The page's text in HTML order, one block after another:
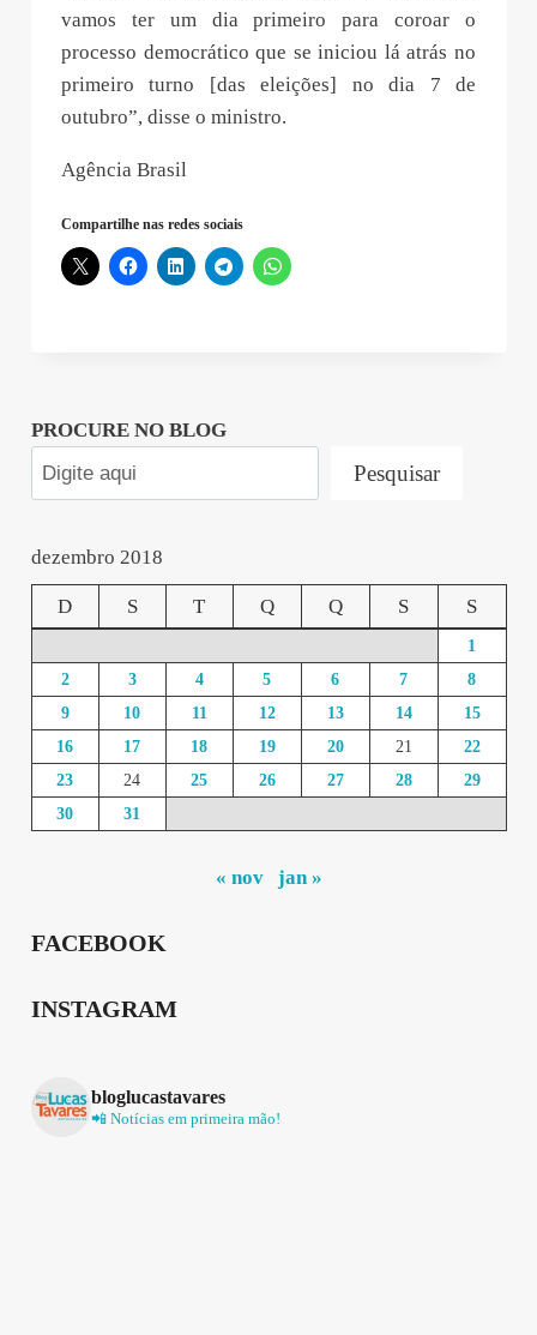
vamos ter um dia primeiro para coroar o
processo democrático que se iniciou lá atrás no
primeiro turno [das eleições] no dia 7 de
outubro”, disse o ministro.
Agência Brasil
Compartilhe nas redes sociais
PROCURE NO BLOG
Pesquisar
dezembro 2018
D S T Q Q S S
1
2
3 4 5 6 7
8
9
10 11 12 13 14
15
16
17 18 19 20 21
22
23
24 25 26 27 28
29
30
31
« nov jan »
FACEBOOK
INSTAGRAM
bloglucastavares
📲 Notícias em primeira mão!